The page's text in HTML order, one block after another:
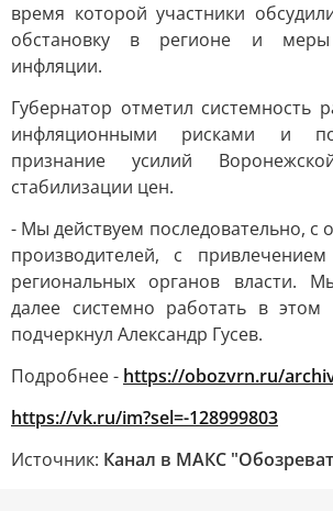
время которой участники
обстановку в регионе и
инфляции.
Губернатор отметил системность
инфляционными рисками и
признание усилий
стабилизации цен.
- Мы действуем последовательно, с
производителей, с
региональных органов власти.
далее системно работать в
подчеркнул Александр Гусев.
Подробнее - https://obozvrn.ru/
https://vk.ru/im?sel=-128999803
Источник: Канал в МАКС